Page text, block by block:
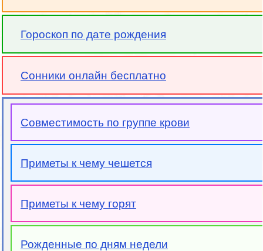
Гороскоп по дате рождения
Сонники онлайн бесплатно
Совместимость по группе крови
Приметы к чему чешется
Приметы к чему горят
Рожденные по дням недели